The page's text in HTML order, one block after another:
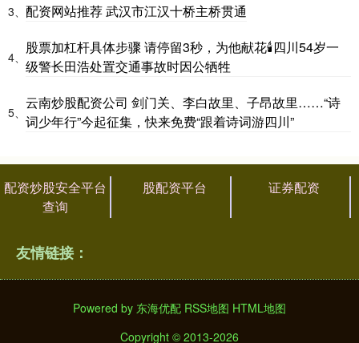
3、 配资网站推荐 武汉市江汉十桥主桥贯通
4、
股票加杠杆具体步骤 请停留3秒，为他献花🕯️四川54岁一
级警长田浩处置交通事故时因公牺牲
5、
云南炒股配资公司 剑门关、李白故里、子昂故里……“诗
词少年行”今起征集，快来免费“跟着诗词游四川”
配资炒股安全平台
查询
股配资平台 证券配资
友情链接：
Powered by 东海优配 RSS地图 HTML地图
Copyright © 2013-2026